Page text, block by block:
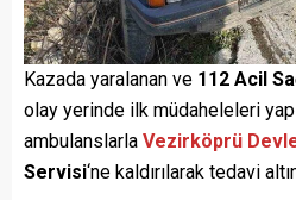
Kazada yaralanan ve 112 Acil
olay yerinde ilk müdaheleleri
ambulanslarla Vezirköprü
Servisi‘ne kaldırılarak tedavi